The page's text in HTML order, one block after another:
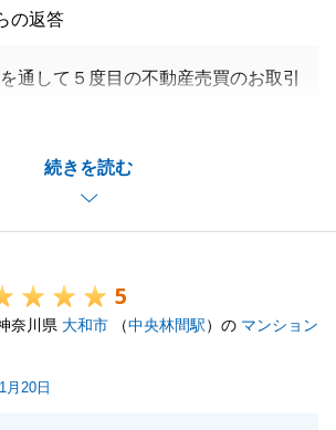
続きを読む
の返答
通して５度目の不動産売買のお取引
頂けた時はとても嬉しかったです。
度目の不動産売買（売却）をご依頼
ございます。
お付き合いを宜しくお願いします。
5
奈川県 大和市 （中央林間駅）の マンション
月20日